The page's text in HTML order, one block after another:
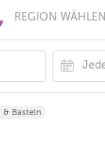
REGION WÄHLEN
MÜNCHEN
HAMBURG
FRANKFURT
KÖLN
DÜSSELDORF
Basteln